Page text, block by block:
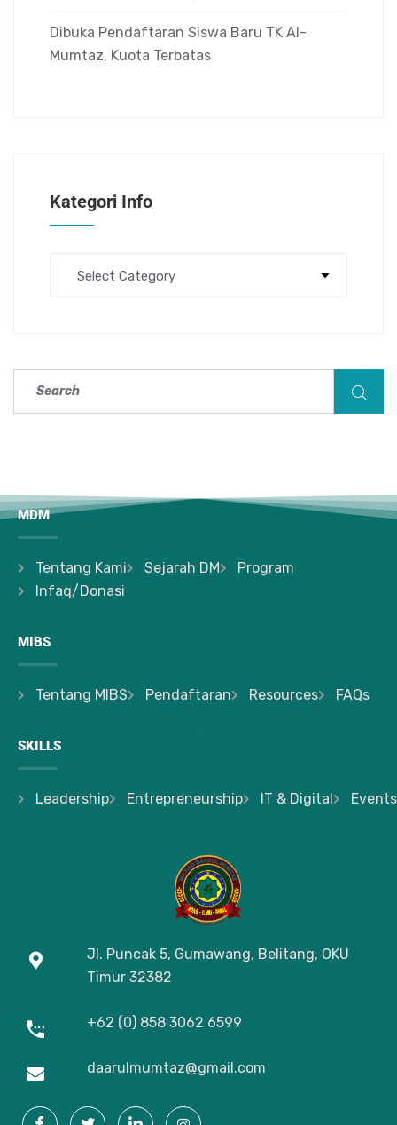
Dibuka Pendaftaran Siswa Baru TK Al-
Mumtaz, Kuota Terbatas
Kategori Info
MDM
Tentang Kami Sejarah DM
Program
Infaq/Donasi
MIBS
Tentang MIBS Pendaftaran Resources FAQs
SKILLS
Leadership Entrepreneurship IT & Digital Events
Jl. Puncak 5, Gumawang, Belitang, OKU
Timur 32382
+62 (0) 858 3062 6599
daarulmumtaz@gmail.com